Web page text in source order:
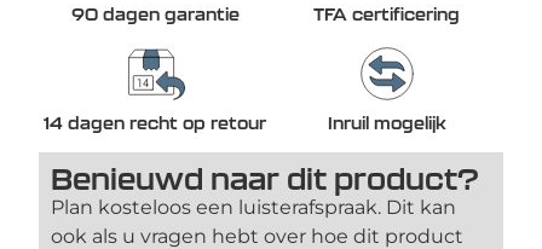
90 dagen garantie TFA certificering
14 dagen recht op retour Inruil mogelijk
Benieuwd naar dit product?
Plan kosteloos een luisterafspraak. Dit kan
ook als u vragen hebt over hoe dit product